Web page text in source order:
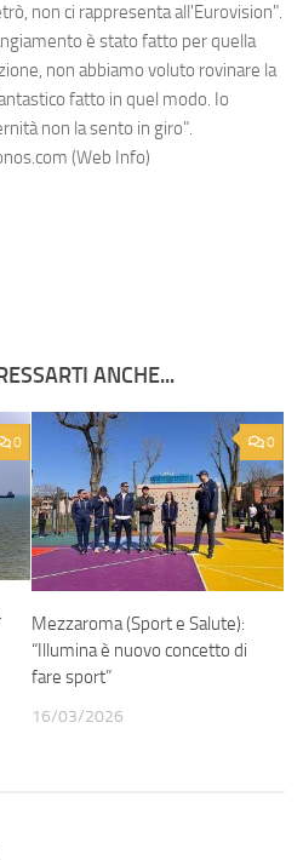
non ci rappresenta all'Eurovision".
è stato fatto per quella
non abbiamo voluto rovinare la
fatto in quel modo. Io
non la sento in giro".
(Web Info)
ANCHE...
0 0
Mezzaroma (Sport e Salute):
“Illumina è nuovo concetto di
fare sport”
16/03/2026